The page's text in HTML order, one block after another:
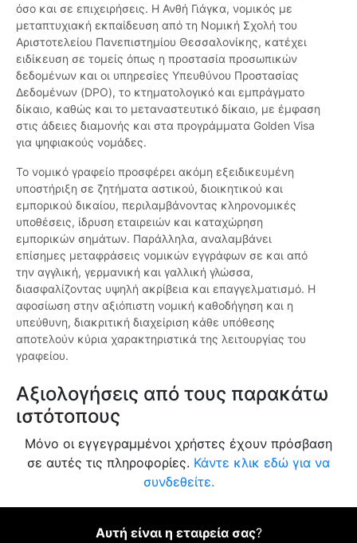
όσο και σε επιχειρήσεις. Η Ανθή Γιάγκα, νομικός με
μεταπτυχιακή εκπαίδευση από τη Νομική Σχολή του
Αριστοτελείου Πανεπιστημίου Θεσσαλονίκης, κατέχει
ειδίκευση σε τομείς όπως η προστασία προσωπικών
δεδομένων και οι υπηρεσίες Υπευθύνου Προστασίας
Δεδομένων (DPO), το κτηματολογικό και εμπράγματο
δίκαιο, καθώς και το μεταναστευτικό δίκαιο, με έμφαση
στις άδειες διαμονής και στα προγράμματα Golden Visa
για ψηφιακούς νομάδες.
Το νομικό γραφείο προσφέρει ακόμη εξειδικευμένη
υποστήριξη σε ζητήματα αστικού, διοικητικού και
εμπορικού δικαίου, περιλαμβάνοντας κληρονομικές
υποθέσεις, ίδρυση εταιρειών και καταχώρηση
εμπορικών σημάτων. Παράλληλα, αναλαμβάνει
επίσημες μεταφράσεις νομικών εγγράφων σε και από
την αγγλική, γερμανική και γαλλική γλώσσα,
διασφαλίζοντας υψηλή ακρίβεια και επαγγελματισμό. Η
αφοσίωση στην αξιόπιστη νομική καθοδήγηση και η
υπεύθυνη, διακριτική διαχείριση κάθε υπόθεσης
αποτελούν κύρια χαρακτηριστικά της λειτουργίας του
γραφείου.
Αξιολογήσεις από τους παρακάτω
ιστότοπους
Μόνο οι εγγεγραμμένοι χρήστες έχουν πρόσβαση
σε αυτές τις πληροφορίες. Κάντε κλικ εδώ για να
συνδεθείτε.
Αυτή είναι η εταιρεία σας?